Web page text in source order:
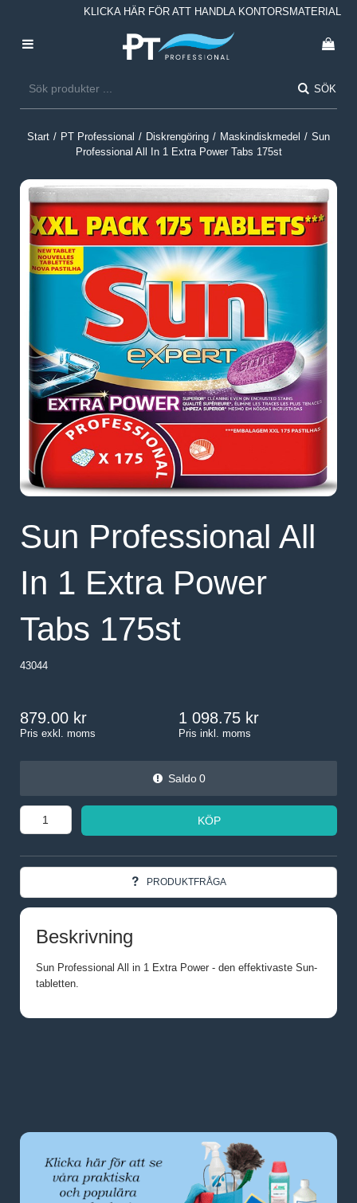
KLICKA HÄR FÖR ATT HANDLA KONTORSMATERIAL
SÖK
Start / PT Professional / Diskrengöring / Maskindiskmedel / Sun
Professional All In 1 Extra Power Tabs 175st
Sun Professional All
In 1 Extra Power
Tabs 175st
43044
Pris exkl. moms
879.00
Pris inkl. moms
1 098.75
Saldo 0
PRODUKTFRÅGA
KÖP
Beskrivning
Sun Professional All in 1 Extra Power - den effektivaste Sun-
tabletten.